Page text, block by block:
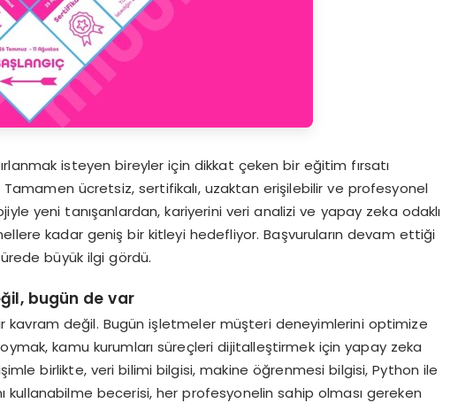
isteyen bireyler için dikkat çeken bir eğitim fırsatı
Tamamen ücretsiz, sertifikalı, uzaktan erişilebilir ve profesyonel
yeni tanışanlardan, kariyerini veri analizi ve yapay zeka odaklı
kadar geniş bir kitleyi hedefliyor. Başvuruların devam ettiği
büyük ilgi gördü.
bugün de var
kavram değil. Bugün işletmeler müşteri deneyimlerini optimize
kamu kurumları süreçleri dijitalleştirmek için yapay zeka
birlikte, veri bilimi bilgisi, makine öğrenmesi bilgisi, Python ile
kullanabilme becerisi, her profesyonelin sahip olması gereken